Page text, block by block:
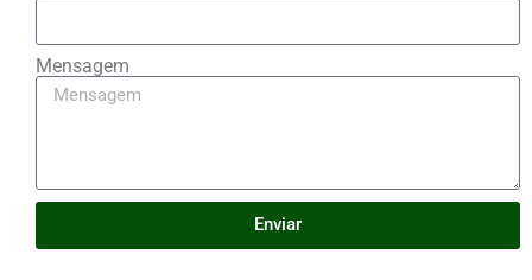
Mensagem
Enviar